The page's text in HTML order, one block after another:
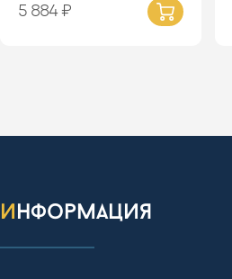
5 884 ₽
информация